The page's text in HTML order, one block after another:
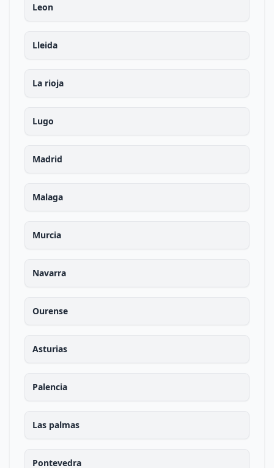
Leon
Lleida
La rioja
Lugo
Madrid
Malaga
Murcia
Navarra
Ourense
Asturias
Palencia
Las palmas
Pontevedra